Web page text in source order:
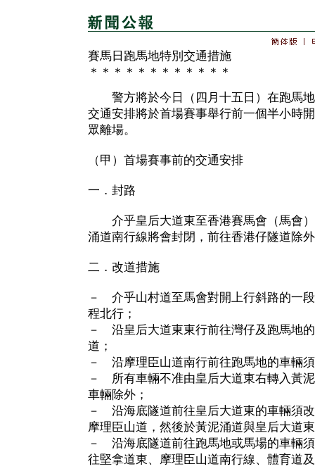
賽馬日跑馬地特別交通措施
＊＊＊＊＊＊＊＊＊＊＊＊
警方將於今日（四月十五日）在跑馬地
交通安排將於首場賽事舉行前一個半小時
眾離場。
（甲）首場賽事前的交通安排
一．封路
介乎皇后大道東至香港賽馬會（馬會）
涌道南行線將會封閉，前往香港仔隧道除
二．改道措施
－ 介乎山村道至馬會對開上行斜路的一
程北行；
－ 沿皇后大道東東行前往灣仔及跑馬地
道；
－ 沿摩理臣山道南行前往跑馬地的車輛
－ 所有車輛不准由皇后大道東右轉入黃
車輛除外；
－ 沿海底隧道前往皇后大道東的車輛須
摩理臣山道，然後於黃泥涌道與皇后大道
－ 沿海底隧道前往跑馬地或馬場的車輛
往堅拿道東、摩理臣山道南行線、體育道